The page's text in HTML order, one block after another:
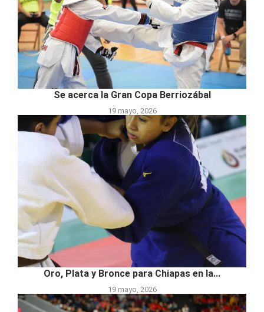
Se acerca la Gran Copa Berriozábal
19 mayo, 2026
Oro, Plata y Bronce para Chiapas en la...
19 mayo, 2026